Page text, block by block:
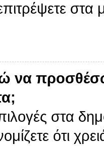
στα
να
στα
ότι